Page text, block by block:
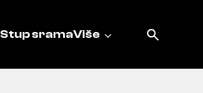
Stup sramaViše